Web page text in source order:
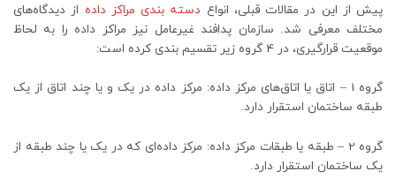
پیش از این در مقالات قبلی، انواع دسته‌ بندی مراکز داده از دیدگاه‌های
مختلف معرفی شد. سازمان پدافند غیرعامل نیز مراکز داده را به لحاظ
موقعیت قرارگیری، در 4 گروه زیر تقسیم بندی کرده است:
گروه 1 – اتاق یا اتاق‌های مرکز داده: مرکز داده در یک و یا چند اتاق از یک
طبقه ساختمان استقرار دارد.
گروه 2 – طبقه یا طبقات مرکز داده: مرکز داده‌ای که در یک یا چند طبقه از
یک ساختمان استقرار دارد.